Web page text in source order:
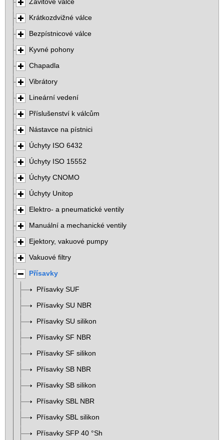
Závitové válce
Krátkozdvižné válce
Bezpístnicové válce
Kyvné pohony
Chapadla
Vibrátory
Lineární vedení
Příslušenství k válcům
Nástavce na pístnici
Úchyty ISO 6432
Úchyty ISO 15552
Úchyty CNOMO
Úchyty Unitop
Elektro- a pneumatické ventily
Manuální a mechanické ventily
Ejektory, vakuové pumpy
Vakuové filtry
Přísavky
Přísavky SUF
Přísavky SU NBR
Přísavky SU silikon
Přísavky SF NBR
Přísavky SF silikon
Přísavky SB NBR
Přísavky SB silikon
Přísavky SBL NBR
Přísavky SBL silikon
Přísavky SFP 40 °Sh